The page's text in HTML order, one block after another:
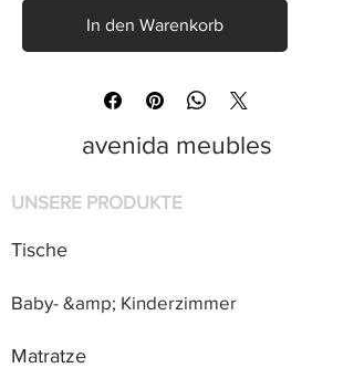
In den Warenkorb
avenida meubles
UNSERE PRODUKTE
Tische
Baby- &amp; Kinderzimmer
Matratze